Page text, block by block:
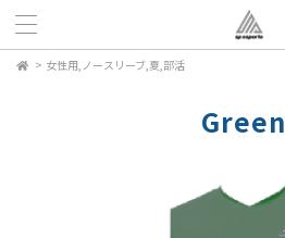
> 女性用,ノースリーブ,夏,部活
Green